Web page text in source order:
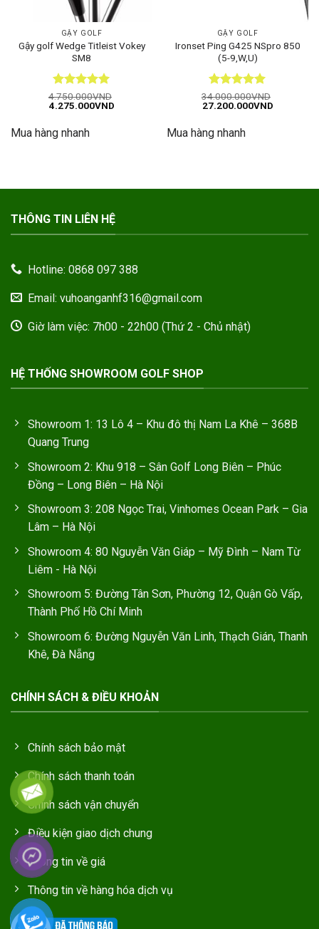
GẬY GOLF
Gậy golf Wedge Titleist Vokey
SM8
Được xếp
hạng55
4.750.000VND
Giá
4.750.000VND.
4.275.000VNDGiá
Mua hàng nhanh
GẬY GOLF
Ironset Ping G425 NSpro 850
(5-9,W,U)
Được xếp
hạng55
34.000.000VND
Giá
34.000.000VND.
27.200.000VNDGiá
Mua hàng nhanh
THÔNG TIN LIÊN HỆ
Hotline: 0868 097 388
Email: vuhoanganhf316@gmail.com
Giờ làm việc: 7h00 - 22h00 (Thứ 2 - Chủ nhật)
HỆ THỐNG SHOWROOM GOLF SHOP
Showroom 1: 13 Lô 4 – Khu đô thị Nam La Khê – 368B
Quang Trung
Showroom 2: Khu 918 – Sân Golf Long Biên – Phúc
Đồng – Long Biên – Hà Nội
Showroom 3: 208 Ngọc Trai, Vinhomes Ocean Park – Gia
Lâm – Hà Nội
Showroom 4: 80 Nguyễn Văn Giáp – Mỹ Đình – Nam Từ
Liêm - Hà Nội
Showroom 5: Đường Tân Sơn, Phường 12, Quận Gò Vấp,
Thành Phố Hồ Chí Minh
Showroom 6: Đường Nguyễn Văn Linh, Thạch Gián, Thanh
Khê, Đà Nẵng
CHÍNH SÁCH & ĐIỀU KHOẢN
Chính sách bảo mật
Chính sách thanh toán
Chính sách vận chuyển
Điều kiện giao dịch chung
Thông tin về giá
Thông tin về hàng hóa dịch vụ